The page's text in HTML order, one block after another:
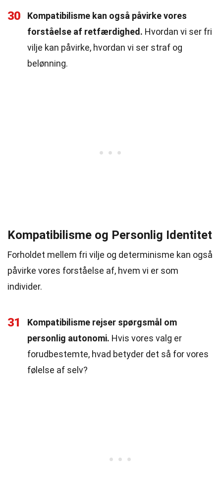
30
Kompatibilisme kan også påvirke vores
forståelse af retfærdighed. Hvordan vi ser fri
vilje kan påvirke, hvordan vi ser straf og
belønning.
Kompatibilisme og Personlig Identitet
Forholdet mellem fri vilje og determinisme kan også
påvirke vores forståelse af, hvem vi er som
individer.
31
Kompatibilisme rejser spørgsmål om
personlig autonomi. Hvis vores valg er
forudbestemte, hvad betyder det så for vores
følelse af selv?